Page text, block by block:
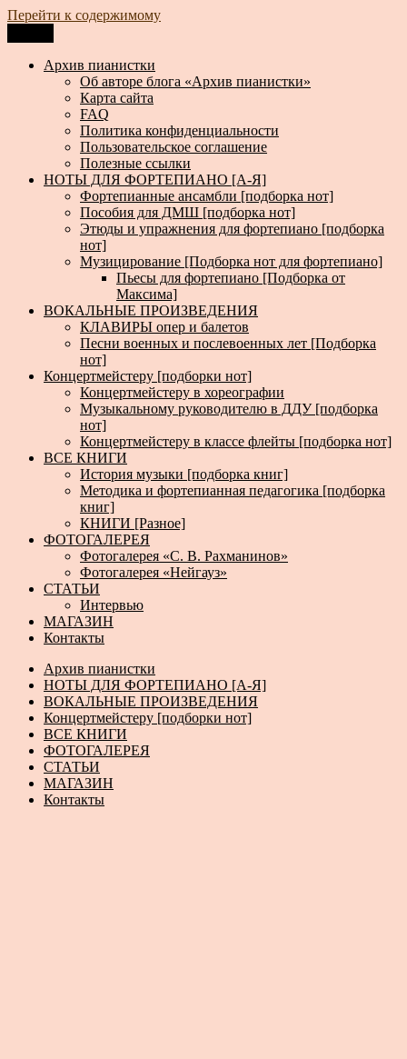
Перейти к содержимому
Архив пианистки
Всё для пианистов: ноты, книги, музыка, статьи…
Архив пианистки
Об авторе блога «Архив пианистки»
Карта сайта
FAQ
Политика конфиденциальности
Пользовательское соглашение
Полезные ссылки
НОТЫ ДЛЯ ФОРТЕПИАНО [А-Я]
Фортепианные ансамбли [подборка нот]
Пособия для ДМШ [подборка нот]
Этюды и упражнения для фортепиано [подборка
нот]
Музицирование [Подборка нот для фортепиано]
Пьесы для фортепиано [Подборка от
Максима]
ВОКАЛЬНЫЕ ПРОИЗВЕДЕНИЯ
КЛАВИРЫ опер и балетов
Песни военных и послевоенных лет [Подборка
нот]
Концертмейстеру [подборки нот]
Концертмейстеру в хореографии
Музыкальному руководителю в ДДУ [подборка
нот]
Концертмейстеру в классе флейты [подборка нот]
ВСЕ КНИГИ
История музыки [подборка книг]
Методика и фортепианная педагогика [подборка
книг]
КНИГИ [Разное]
ФОТОГАЛЕРЕЯ
Фотогалерея «С. В. Рахманинов»
Фотогалерея «Нейгауз»
СТАТЬИ
Интервью
МАГАЗИН
Контакты
Архив пианистки
НОТЫ ДЛЯ ФОРТЕПИАНО [А-Я]
ВОКАЛЬНЫЕ ПРОИЗВЕДЕНИЯ
Концертмейстеру [подборки нот]
ВСЕ КНИГИ
ФОТОГАЛЕРЕЯ
СТАТЬИ
МАГАЗИН
Контакты